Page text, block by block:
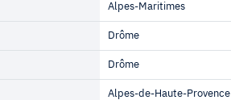
Alpes-Maritimes
Drôme
Drôme
Alpes-de-Haute-Provence